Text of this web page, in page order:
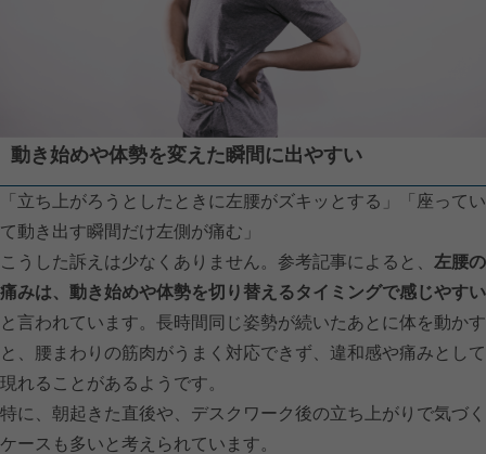
動き始めや体勢を変えた瞬間に出やすい
「立ち上がろうとしたときに左腰がズキッとする」「座ってい
て動き出す瞬間だけ左側が痛む」
こうした訴えは少なくありません。参考記事によると、 左腰の
痛みは、動き始めや体勢を切り替えるタイミングで感じやすい
と言われています。長時間同じ姿勢が続いたあとに体を動かす
と、腰まわりの筋肉がうまく対応できず、違和感や痛みとして
現れることがあるようです。
特に、朝起きた直後や、デスクワーク後の立ち上がりで気づく
ケースも多いと考えられています。